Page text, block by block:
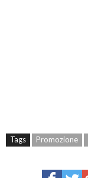
Tags Promozione